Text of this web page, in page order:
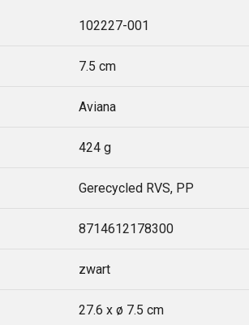
102227-001
7.5 cm
Aviana
424 g
Gerecycled RVS, PP
8714612178300
zwart
27.6 x ø 7.5 cm